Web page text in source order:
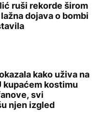
regiona: Ni lažna
ruši rekorde širom
dojava o bombi
na Pelješcu: U
kako uživa na
kupaćem kostimu
svi
njen izgled